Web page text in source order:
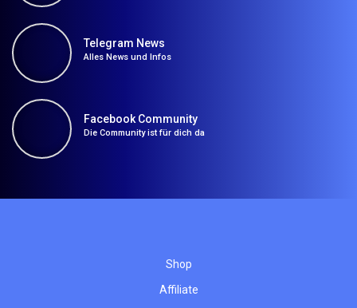
Telegram News
Alles News und Infos
Facebook Community
Die Community ist für dich da
Shop
Affiliate